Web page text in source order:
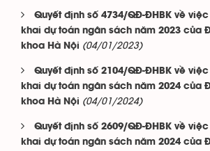
Quyết định số 4734/QĐ-ĐHBK về
khai dự toán ngân sách năm 2023 của
khoa Hà Nội (04/01/2023)
Quyết định số 2104/QĐ-ĐHBK về
khai dự toán ngân sách năm 2024 của
khoa Hà Nội (04/01/2024)
Quyết định số 2609/QĐ-ĐHBK về
khai dự toán ngân sách năm 2024 của